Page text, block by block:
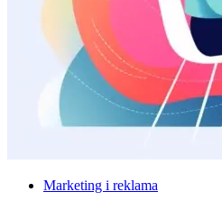
Marketing i reklama